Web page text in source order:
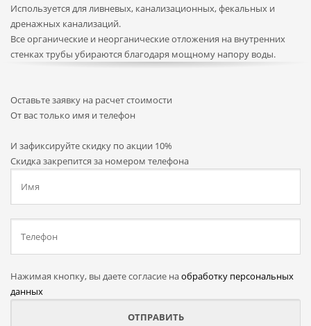
Используется для ливневых, канализационных, фекальных и
дренажных канализаций.
Все органические и неорганические отложения на внутренних
стенках трубы убираются благодаря мощному напору воды.
Оставьте заявку на расчет стоимости
От вас только имя и телефон
И зафиксируйтескидку по акции 10%
Скидка закрепится за номером телефона
Нажимая кнопку, вы даете согласие наобработку персональных
данных